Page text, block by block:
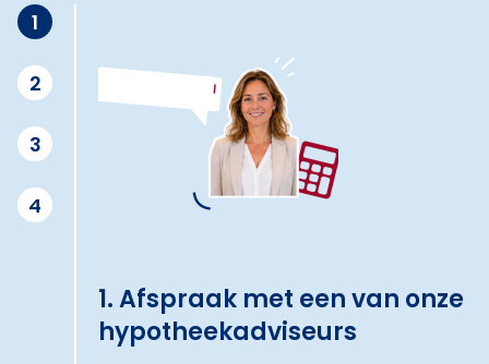
1
2
3
4
1. Afspraak met een van onze
hypotheekadviseurs